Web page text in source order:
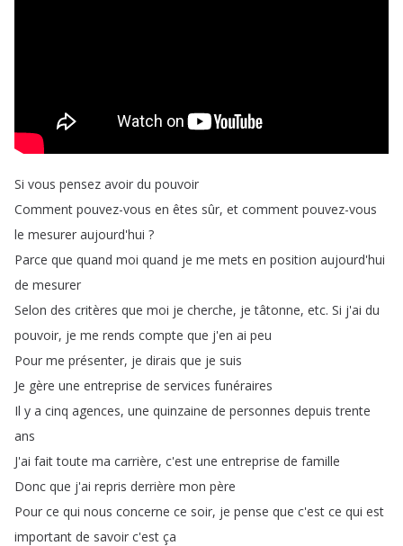
Si vous pensez avoir du pouvoir
Comment pouvez-vous en êtes sûr, et comment pouvez-vous
le mesurer aujourd'hui ?
Parce que quand moi quand je me mets en position aujourd'hui
de mesurer
Selon des critères que moi je cherche, je tâtonne, etc. Si j'ai du
pouvoir, je me rends compte que j'en ai peu
Pour me présenter, je dirais que je suis
Je gère une entreprise de services funéraires
Il y a cinq agences, une quinzaine de personnes depuis trente
ans
J'ai fait toute ma carrière, c'est une entreprise de famille
Donc que j'ai repris derrière mon père
Pour ce qui nous concerne ce soir, je pense que c'est ce qui est
important de savoir c'est ça